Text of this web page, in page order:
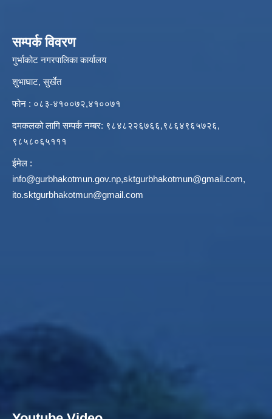
सम्पर्क विवरण
गुर्भाकोट नगरपालिका कार्यालय
शुभाघाट, सुर्खेत
फोन : ०८३-४१००७२,४१००७१
दमकलको लागि सम्पर्क नम्बर: ९८४८२२६७६६,९८६४९६५७२६,
९८५८०६५१११
ईमेल :
info@gurbhakotmun.gov.np,sktgurbhakotmun@gmail.com,
ito.sktgurbhakotmun@gmail.com